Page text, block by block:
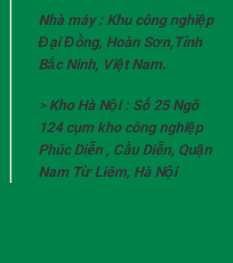
Nhà máy : Khu công nghiệp
Đại Đồng, Hoàn Sơn,Tỉnh
Bắc Ninh, Việt Nam.
> Kho Hà Nội : Số 25 Ngõ
124 cụm kho công nghiệp
Phúc Diễn , Cầu Diễn, Quận
Nam Từ Liêm, Hà Nội